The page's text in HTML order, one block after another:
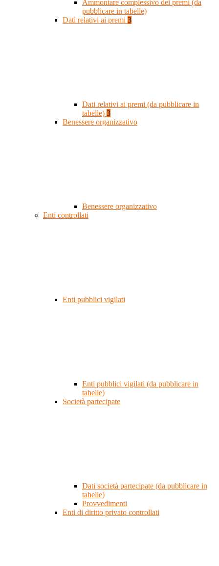
Ammontare complessivo dei premi (da
pubblicare in tabelle)
Dati relativi ai premi 3
Dati relativi ai premi (da pubblicare in
tabelle) 3
Benessere organizzativo
Benessere organizzativo
Enti controllati
Enti pubblici vigilati
Enti pubblici vigilati (da pubblicare in
tabelle)
Società partecipate
Dati società partecipate (da pubblicare in
tabelle)
Provvedimenti
Enti di diritto privato controllati